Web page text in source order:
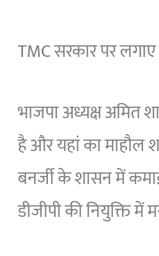
TMC सरकार पर
भाजपा अध्यक्ष अमित
है और यहां का माहौल
बनर्जी के शासन में
डीजीपी की नियुक्ति में